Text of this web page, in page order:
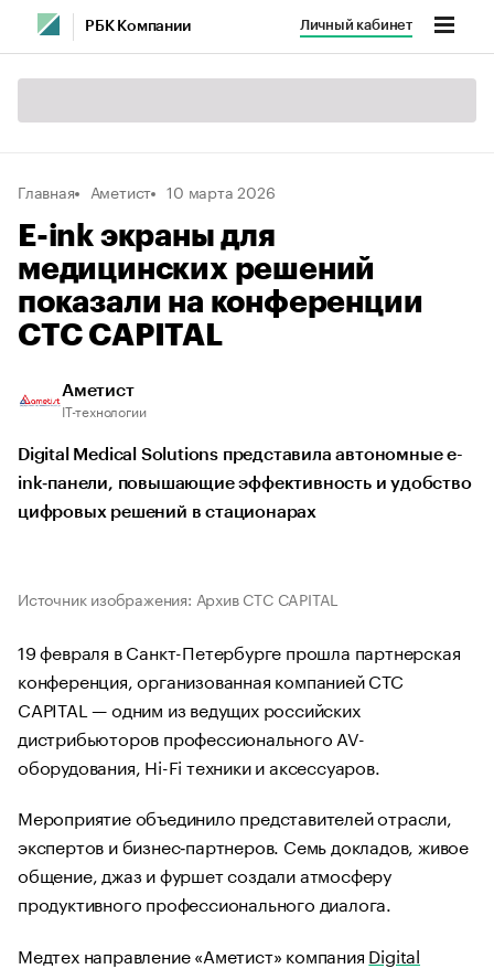
РБК Компании Личный кабинет
Главная Аметист 10 марта 2026
E-ink экраны для
медицинских решений
показали на конференции
CTC CAPITAL
Аметист
IT-технологии
Digital Medical Solutions представила автономные e-
ink‑панели, повышающие эффективность и удобство
цифровых решений в стационарах
Источник изображения: Архив CTC CAPITAL
19 февраля в Санкт-Петербурге прошла партнерская
конференция, организованная компанией CTC
CAPITAL — одним из ведущих российских
дистрибьюторов профессионального AV-
оборудования, Hi-Fi техники и аксессуаров.
Мероприятие объединило представителей отрасли,
экспертов и бизнес‑партнеров. Семь докладов, живое
общение, джаз и фуршет создали атмосферу
продуктивного профессионального диалога.
Медтех направление «Аметист» компания Digital